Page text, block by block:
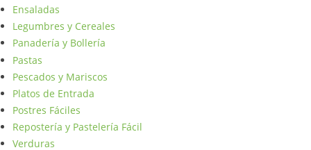
Ensaladas
Legumbres y Cereales
Panadería y Bollería
Pastas
Pescados y Mariscos
Platos de Entrada
Postres Fáciles
Repostería y Pastelería Fácil
Verduras